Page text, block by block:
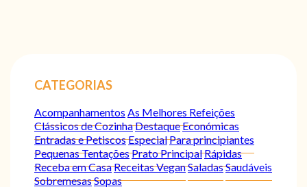
CATEGORIAS
Acompanhamentos As Melhores Refeições
Clássicos de CozinhaDestaqueEconómicas
Entradas e PetiscosEspecialPara principiantes
Pequenas TentaçõesPrato PrincipalRápidas
Receba em CasaReceitas VeganSaladasSaudáveis
SobremesasSopas